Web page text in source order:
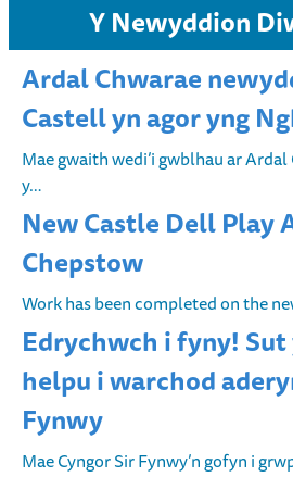
Y Newyddion
Ardal Chwarae
Castell yn agor yng
Mae gwaith wedi’i gwblhau ar
y…
New Castle Dell Play
Chepstow
Work has been completed on the
Edrychwch i fyny!
helpu i warchod
Fynwy
Mae Cyngor Sir Fynwy’n gofyn i